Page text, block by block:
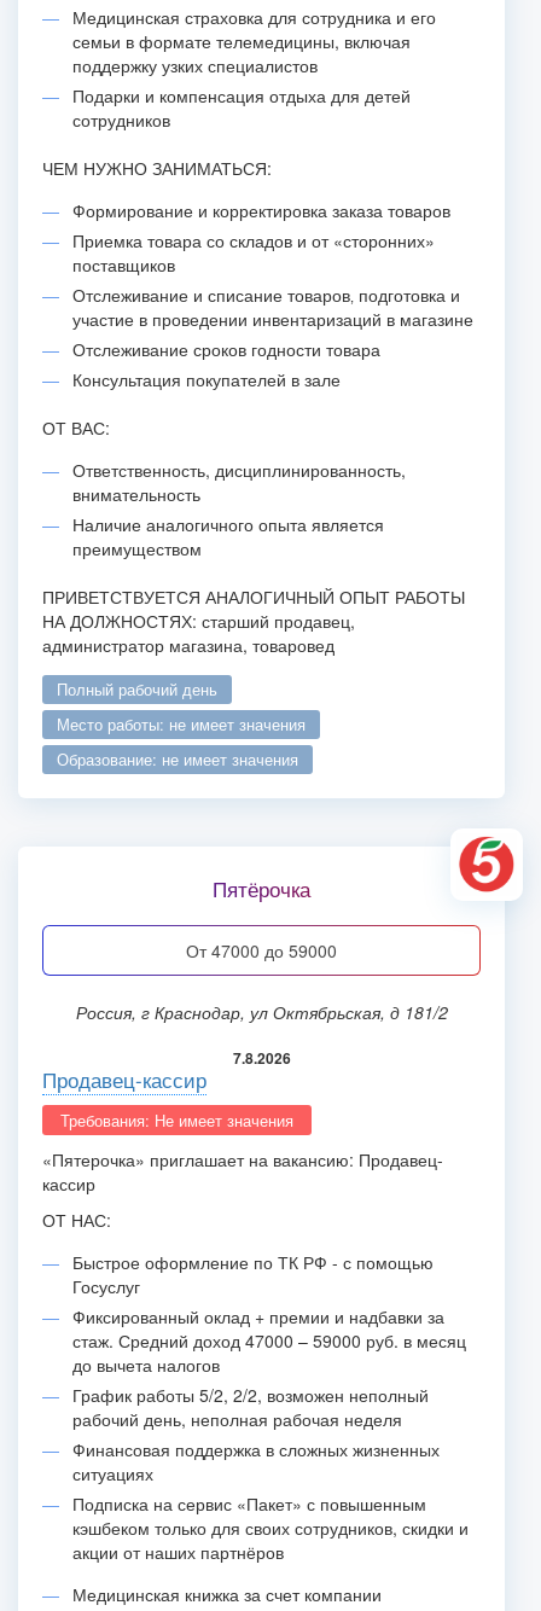
Медицинская страховка для сотрудника и его
семьи в формате телемедицины, включая
поддержку узких специалистов
Подарки и компенсация отдыха для детей
сотрудников
ЧЕМ НУЖНО ЗАНИМАТЬСЯ:
Формирование и корректировка заказа товаров
Приемка товара со складов и от «сторонних»
поставщиков
Отслеживание и списание товаров‚ подготовка и
участие в проведении инвентаризаций в магазине
Отслеживание сроков годности товара
Консультация покупателей в зале
ОТ ВАС:
Ответственность, дисциплинированность,
внимательность
Наличие аналогичного опыта является
преимуществом
ПРИВЕТСТВУЕТСЯ АНАЛОГИЧНЫЙ ОПЫТ РАБОТЫ
НА ДОЛЖНОСТЯХ: старший продавец,
администратор магазина, товаровед
полный рабочий день
место работы: не имеет значения
образование: не имеет значения
Пятёрочка
от 47000 до 59000
Россия, г Краснодар, ул Октябрьская, д 181/2
7.8.2026
Продавец-кассир
Требования: Не имеет значения
«Пятерочка» приглашает на вакансию: Продавец-
кассир
ОТ НАС:
Быстрое оформление по ТК РФ - с помощью
Госуслуг
Фиксированный оклад + премии и надбавки за
стаж. Средний доход 47000 – 59000 руб. в месяц
до вычета налогов
График работы 5/2, 2/2, возможен неполный
рабочий день, неполная рабочая неделя
Финансовая поддержка в сложных жизненных
ситуациях
Подписка на сервис «Пакет» с повышенным
кэшбеком только для своих сотрудников, скидки и
акции от наших партнёров
Медицинская книжка за счет компании